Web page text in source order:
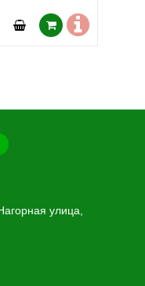
улица,